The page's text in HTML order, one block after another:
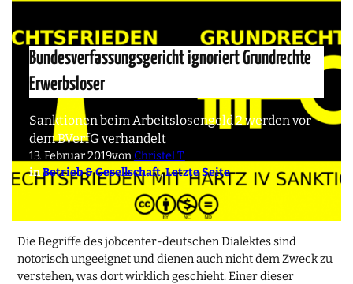
Bundesverfassungsgericht ignoriert Grundrechte
Erwerbsloser
Sanktionen beim Arbeitslosengeld 2 werden vor
dem BVerfG verhandelt
13. Februar 2019von Christel T.
inBetrieb & Gesellschaft, Letzte Seite
Die Begriffe des jobcenter-deutschen Dialektes sind
notorisch ungeeignet und dienen auch nicht dem Zweck zu
verstehen, was dort wirklich geschieht. Einer dieser